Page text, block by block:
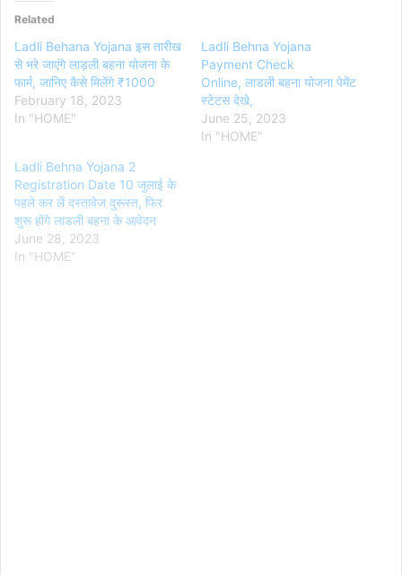
Related
Ladli Behana Yojana इस तारीख
से भरे जाएंगे लाड़ली बहना योजना के
फार्म, जानिए कैसे मिलेंगे ₹1000
February 18, 2023
In "HOME"
Ladli Behna Yojana
Payment Check
Online, लाडली बहना योजना पेमेंट
स्टेटस देखे,
June 25, 2023
In "HOME"
Ladli Behna Yojana 2
Registration Date 10 जुलाई के
पहले कर लें दस्तावेज दुरूस्त, फिर
शुरू होंगे लाडली बहना के आवेदन
June 28, 2023
In "HOME"